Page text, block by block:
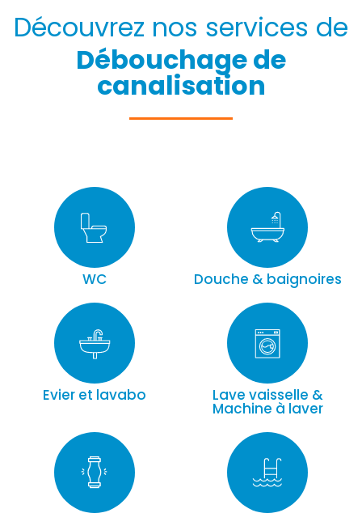
Découvrez nos services de
Débouchage de
canalisation
WC Douche & baignoires
Evier et lavabo Lave vaisselle &
Machine à laver